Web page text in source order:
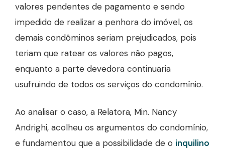
valores pendentes de pagamento e sendo
impedido de realizar a penhora do imóvel, os
demais condôminos seriam prejudicados, pois
teriam que ratear os valores não pagos,
enquanto a parte devedora continuaria
usufruindo de todos os serviços do condomínio.
Ao analisar o caso, a Relatora, Min. Nancy
Andrighi, acolheu os argumentos do condomínio,
e fundamentou que a possibilidade de o inquilino